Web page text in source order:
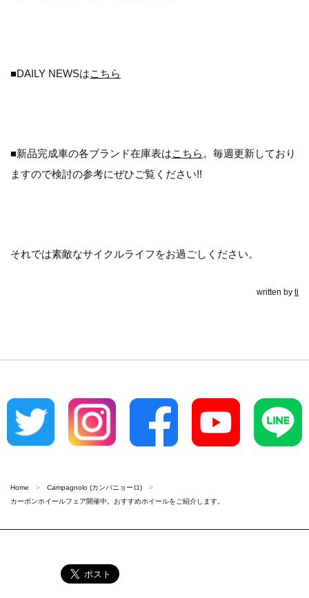
■DAILY NEWSはこちら
■新品完成車の各ブランド在庫表はこちら 。毎週更新しており
ますので検討の参考にぜひご覧ください!!
それでは素敵なサイクルライフをお過ごしください。
written by ti
Home
Campagnolo (カンパニョーロ)
カーボンホイールフェア開催中。おすすめホイールをご紹介します。